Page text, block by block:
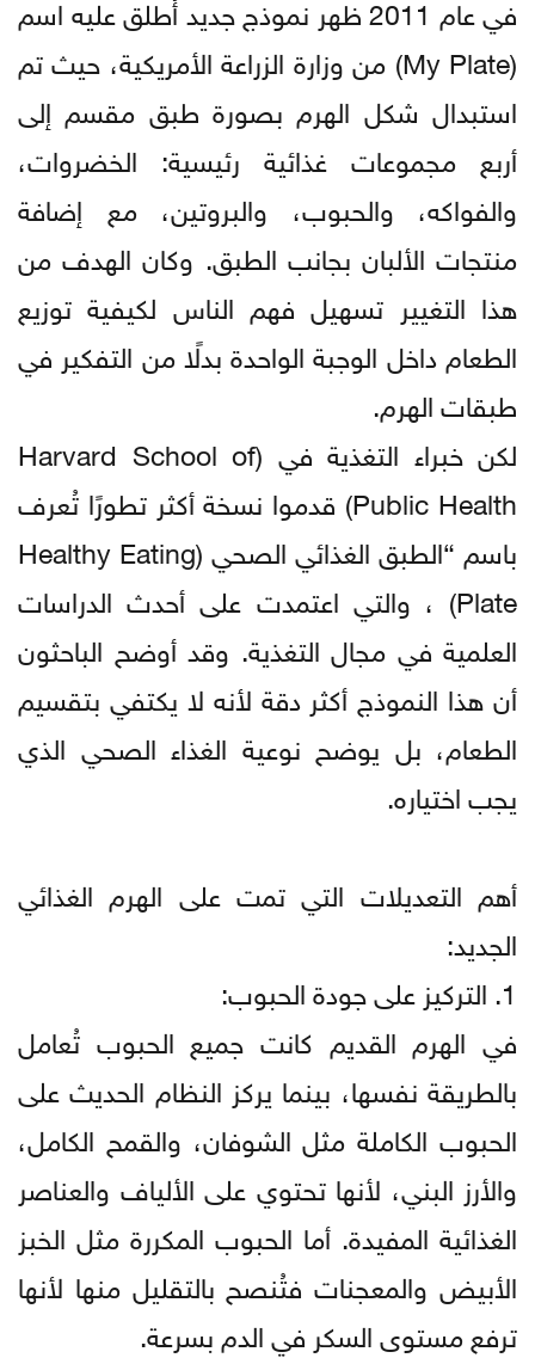
في عام 2011 ظهر نموذج جديد أُطلق عليه اسم
(My Plate) من وزارة الزراعة الأمريكية، حيث تم
استبدال شكل الهرم بصورة طبق مقسم إلى
أربع مجموعات غذائية رئيسية: الخضروات،
والفواكه، والحبوب، والبروتين، مع إضافة
منتجات الألبان بجانب الطبق. وكان الهدف من
هذا التغيير تسهيل فهم الناس لكيفية توزيع
الطعام داخل الوجبة الواحدة بدلًا من التفكير في
طبقات الهرم.
لكن خبراء التغذية في (Harvard School of
Public Health) قدموا نسخة أكثر تطورًا تُعرف
باسم “الطبق الغذائي الصحي (Healthy Eating
Plate) ، والتي اعتمدت على أحدث الدراسات
العلمية في مجال التغذية. وقد أوضح الباحثون
أن هذا النموذج أكثر دقة لأنه لا يكتفي بتقسيم
الطعام، بل يوضح نوعية الغذاء الصحي الذي
يجب اختياره.
أهم التعديلات التي تمت على الهرم الغذائي
الجديد:
1. التركيز على جودة الحبوب:
في الهرم القديم كانت جميع الحبوب تُعامل
بالطريقة نفسها، بينما يركز النظام الحديث على
الحبوب الكاملة مثل الشوفان، والقمح الكامل،
والأرز البني، لأنها تحتوي على الألياف والعناصر
الغذائية المفيدة. أما الحبوب المكررة مثل الخبز
الأبيض والمعجنات فتُنصح بالتقليل منها لأنها
ترفع مستوى السكر في الدم بسرعة.